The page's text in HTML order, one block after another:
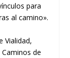
para
al camino».
Vialidad,
de